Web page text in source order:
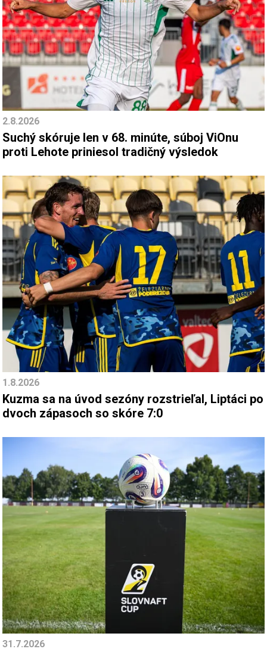
2.8.2026
Suchý skóruje len v 68. minúte, súboj ViOnu
proti Lehote priniesol tradičný výsledok
1.8.2026
Kuzma sa na úvod sezóny rozstrieľal, Liptáci po
dvoch zápasoch so skóre 7:0
31.7.2026